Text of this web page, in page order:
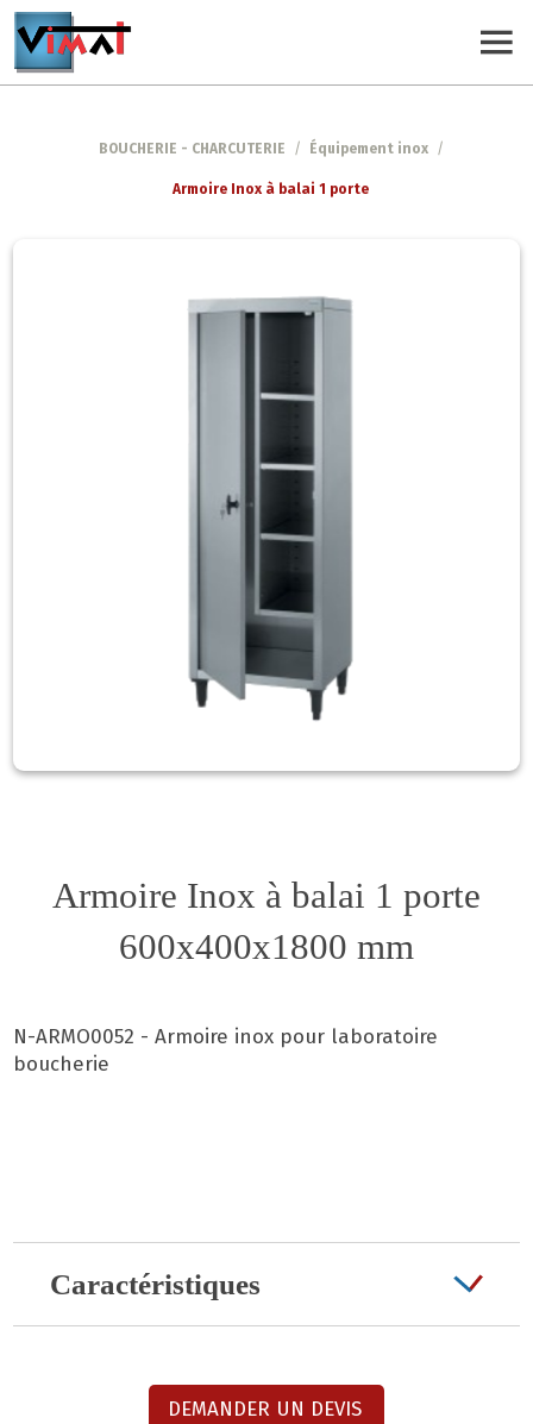
BOUCHERIE - CHARCUTERIE / Équipement inox /
Armoire Inox à balai 1 porte
Armoire Inox à balai 1 porte
600x400x1800 mm
N-ARMO0052 - Armoire inox pour laboratoire
boucherie
Caractéristiques
DEMANDER UN DEVIS